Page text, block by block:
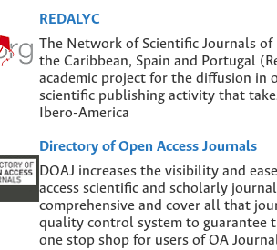
REDALYC
The Network of Scientific Journals of
the Caribbean, Spain and Portugal
academic project for the diffusion in
scientific publishing activity that
Ibero-America
Directory of Open Access Journals
DOAJ increases the visibility and
access scientific and scholarly
comprehensive and cover all that
quality control system to guarantee
one stop shop for users of OA